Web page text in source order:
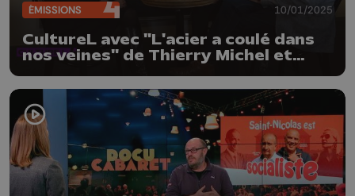
ÉMISSIONS 10/01/2025
CultureL avec "L'acier a coulé dans
nos veines" de Thierry Michel et